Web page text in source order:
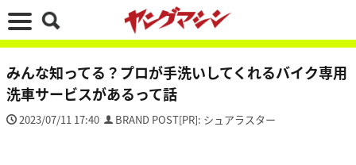
みんな知ってる？プロが手洗いしてくれるバイク専用
洗車サービスがあるって話
2023/07/11 17:40 BRAND POST[PR]: シュアラスター